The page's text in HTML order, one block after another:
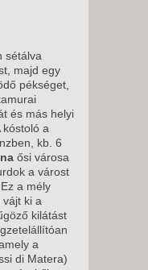
sétálva
majd egy
pékséget,
és más helyi
kóstoló a
kb. 6
ősi városa
a várost
a mély
ki a
kilátást
a
di Matera)